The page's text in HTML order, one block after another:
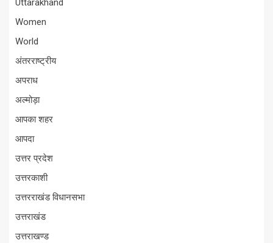
Uttarakhand
Women
World
अंतरराष्ट्रीय
अपराध
अल्मोड़ा
आपका शहर
आपदा
उत्तर प्रदेश
उत्तरकाशी
उत्तरराखंड विधानसभा
उत्तराखंड
उत्तराखण्ड